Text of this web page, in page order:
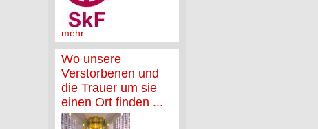
mehr
Wo unsere
Verstorbenen und
die Trauer um sie
einen Ort finden ...